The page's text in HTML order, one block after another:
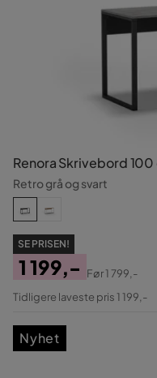
Renora Skrivebord 100
Retro grå og svart
SE PRISEN!
Pris
1 199,-
Original
Før1 799,-
Tidligere laveste pris 1 199,-
Nyhet